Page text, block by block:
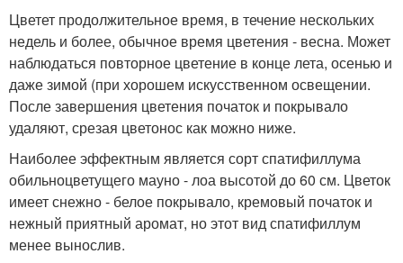
Цветет продолжительное время, в течение нескольких
недель и более, обычное время цветения - весна. Может
наблюдаться повторное цветение в конце лета, осенью и
даже зимой (при хорошем искусственном освещении.
После завершения цветения початок и покрывало
удаляют, срезая цветонос как можно ниже.
Наиболее эффектным является сорт спатифиллума
обильноцветущего мауно - лоа высотой до 60 см. Цветок
имеет снежно - белое покрывало, кремовый початок и
нежный приятный аромат, но этот вид спатифиллум
менее вынослив.